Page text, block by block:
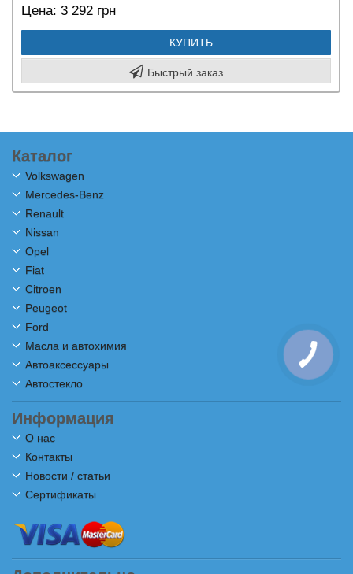
Цена: 3 292 грн
КУПИТЬ
Быстрый заказ
Каталог
Volkswagen
Mercedes-Benz
Renault
Nissan
Opel
Fiat
Citroen
Peugeot
Ford
Масла и автохимия
Автоаксессуары
Автостекло
Информация
О нас
Контакты
Новости / статьи
Сертификаты